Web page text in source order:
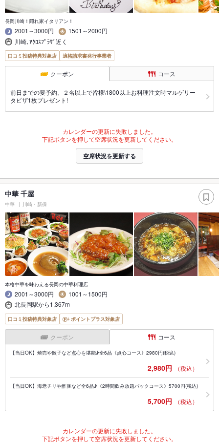
長岡川崎！隠れ家イタリアン！
2001～3000円
1501～2000円
川崎､ｱｸﾛｽﾌﾟﾗｻﾞ近く
口コミ投稿特典対象店 適格請求書発行事業者
クーポン コース
前日までの要予約、２名以上で皆様\1800以上お料理注文時マルゲリー
タピザ1枚プレゼント!
カレンダーの更新に失敗しました。
下記ボタンを押して空席状況を更新してください。
空席状況を更新する
中華 千屋
中華 川崎・新保
本格中華を味わえる長岡の中華料理店
2001～3000円
1001～1500円
北長岡駅から1,367m
口コミ投稿特典対象店 ポイントプラス対象店
クーポン コース
【当日OK】焼売や餃子など点心を堪能♪全6品《点心コース》2980円(税込)
2,980円 （税込）
【当日OK】海老チリや酢豚など全6品♪《2時間飲み放題パックコース》5700円(税込)
5,700円 （税込）
カレンダーの更新に失敗しました。
下記ボタンを押して空席状況を更新してください。